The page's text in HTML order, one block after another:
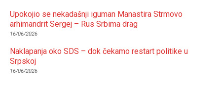
Upokojio se nekadašnji iguman Manastira Strmovo
arhimandrit Sergej – Rus Srbima drag
16/06/2026
Naklapanja oko SDS – dok čekamo restart politike u
Srpskoj
16/06/2026